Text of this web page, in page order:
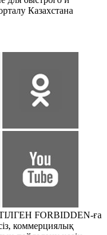
Казахстана
FORBIDDEN-ға
коммерциялық